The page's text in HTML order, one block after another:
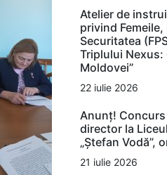
Atelier de
privind Femeile,
Securitatea
Triplului Nexus:
Moldovei”
22 iulie 2026
Anunț!
director la
„Ștefan Vodă”,
21 iulie 2026